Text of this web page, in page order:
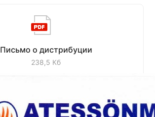
Письмо о дистрибуции
238,5 Кб